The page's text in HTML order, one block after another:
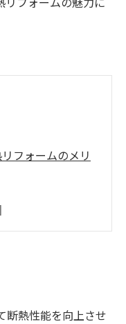
フォームのメリ
熱費
断熱性能を向上させ